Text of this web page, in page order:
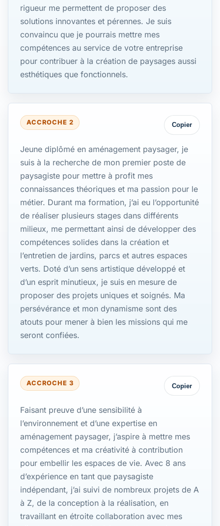
rigueur me permettent de proposer des
solutions innovantes et pérennes. Je suis
convaincu que je pourrais mettre mes
compétences au service de votre entreprise
pour contribuer à la création de paysages aussi
esthétiques que fonctionnels.
ACCROCHE 2 Copier
Jeune diplômé en aménagement paysager, je
suis à la recherche de mon premier poste de
paysagiste pour mettre à profit mes
connaissances théoriques et ma passion pour le
métier. Durant ma formation, j’ai eu l’opportunité
de réaliser plusieurs stages dans différents
milieux, me permettant ainsi de développer des
compétences solides dans la création et
l’entretien de jardins, parcs et autres espaces
verts. Doté d’un sens artistique développé et
d’un esprit minutieux, je suis en mesure de
proposer des projets uniques et soignés. Ma
persévérance et mon dynamisme sont des
atouts pour mener à bien les missions qui me
seront confiées.
ACCROCHE 3 Copier
Faisant preuve d’une sensibilité à
l’environnement et d’une expertise en
aménagement paysager, j’aspire à mettre mes
compétences et ma créativité à contribution
pour embellir les espaces de vie. Avec 8 ans
d’expérience en tant que paysagiste
indépendant, j’ai suivi de nombreux projets de A
à Z, de la conception à la réalisation, en
travaillant en étroite collaboration avec mes